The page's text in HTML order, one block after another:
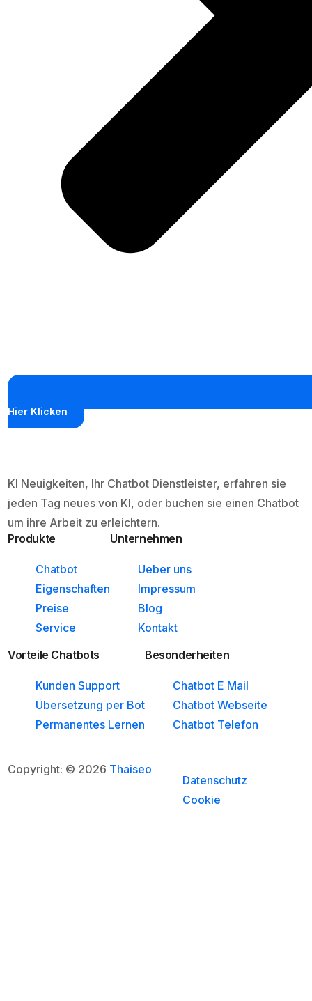
Hier Klicken
KI Neuigkeiten, Ihr Chatbot Dienstleister, erfahren sie
jeden Tag neues von KI, oder buchen sie einen Chatbot
um ihre Arbeit zu erleichtern.
Produkte
Chatbot
Eigenschaften
Preise
Service
Unternehmen
Ueber uns
Impressum
Blog
Kontakt
Vorteile Chatbots
Kunden Support
Übersetzung per Bot
Permanentes Lernen
Besonderheiten
Chatbot E Mail
Chatbot Webseite
Chatbot Telefon
Copyright: © 2026 Thaiseo
Datenschutz
Cookie